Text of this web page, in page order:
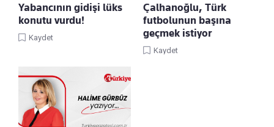
Yabancının gidişi lüks
konutu vurdu!
Kaydet
Çalhanoğlu, Türk
futbolunun başına
geçmek istiyor
Kaydet